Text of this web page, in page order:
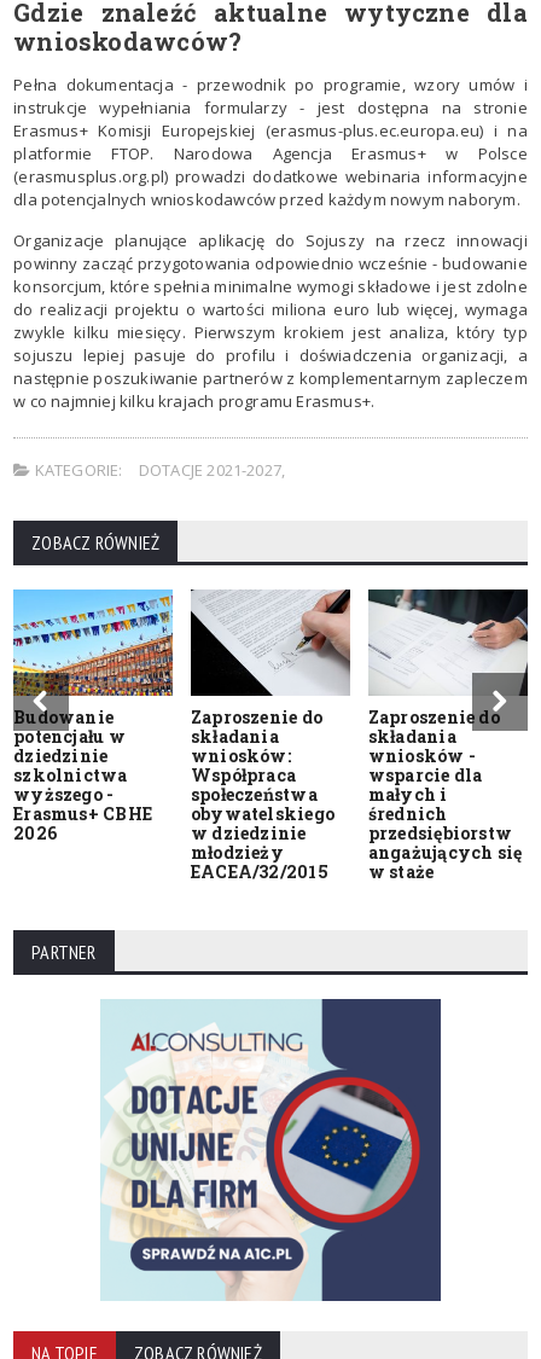
Gdzie znaleźć aktualne wytyczne dla
wnioskodawców?
Pełna dokumentacja - przewodnik po programie, wzory umów i
instrukcje wypełniania formularzy - jest dostępna na stronie
Erasmus+ Komisji Europejskiej (erasmus-plus.ec.europa.eu) i na
platformie FTOP. Narodowa Agencja Erasmus+ w Polsce
(erasmusplus.org.pl) prowadzi dodatkowe webinaria informacyjne
dla potencjalnych wnioskodawców przed każdym nowym naborym.
Organizacje planujące aplikację do Sojuszy na rzecz innowacji
powinny zacząć przygotowania odpowiednio wcześnie - budowanie
konsorcjum, które spełnia minimalne wymogi składowe i jest zdolne
do realizacji projektu o wartości miliona euro lub więcej, wymaga
zwykle kilku miesięcy. Pierwszym krokiem jest analiza, który typ
sojuszu lepiej pasuje do profilu i doświadczenia organizacji, a
następnie poszukiwanie partnerów z komplementarnym zapleczem
w co najmniej kilku krajach programu Erasmus+.
KATEGORIE: DOTACJE 2021-2027,
ZOBACZ RÓWNIEŻ
Budowanie
potencjału w
dziedzinie
szkolnictwa
wyższego -
Erasmus+ CBHE
2026
Zaproszenie do
składania
wniosków:
Współpraca
społeczeństwa
obywatelskiego
w dziedzinie
młodzieży
EACEA/32/2015
Zaproszenie do
składania
wniosków -
wsparcie dla
małych i
średnich
przedsiębiorstw
angażujących się
w staże
PARTNER
NA TOPIE ZOBACZ RÓWNIEŻ